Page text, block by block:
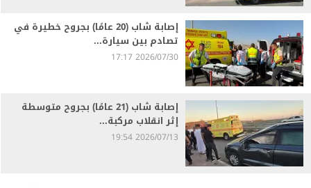
إصابة شاب (20 عامًا) بجروح خطيرة في
تصادم بين سيارة...
2026/07/30 17:17
إصابة شاب (21 عامًا) بجروح متوسطة
إثر انقلاب مركبة...
2026/07/13 19:54